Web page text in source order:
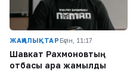
ЖАҢАЛЫҚТАР Бүгін, 11:17
Шавкат Рахмоновтың
отбасы қара жамылды